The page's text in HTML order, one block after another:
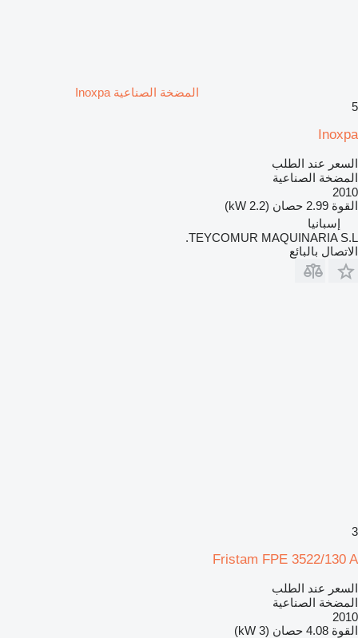
المضخة الصناعية Inoxpa
5
Inoxpa
السعر عند الطلب
المضخة الصناعية
2010
القوة 2.99 حصان (2.2 kW)
إسبانيا
TEYCOMUR MAQUINARIA S.L.
الاتصال بالبائع
3
Fristam FPE 3522/130 A
السعر عند الطلب
المضخة الصناعية
2010
القوة 4.08 حصان (3 kW)